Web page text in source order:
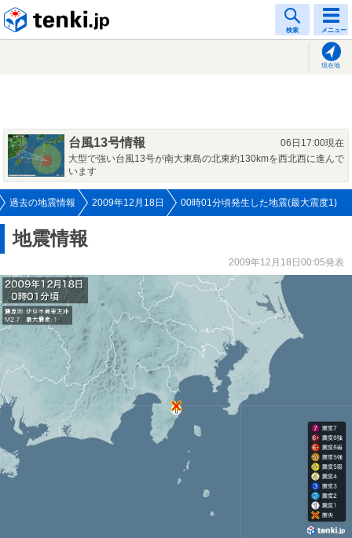
検索 メニュー
現在地
台風13号情報
06日17:00現在
大型で強い台風13号が南大東島の北東約130kmを西北西に進んで
います
過去の地震情報 2009年12月18日 00時01分頃発生した地震(最大震度1)
地震情報
2009年12月18日00:05発表